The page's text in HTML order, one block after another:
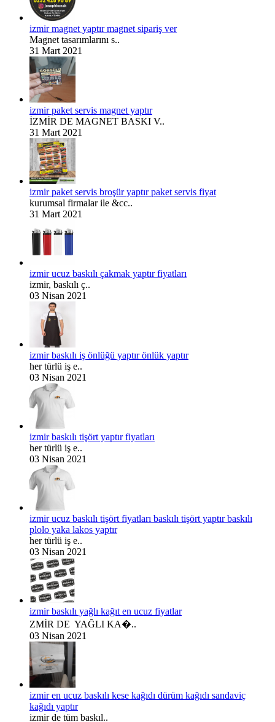
izmir magnet yaptır magnet sipariş ver
Magnet tasarımlarını s..
31 Mart 2021
izmir paket servis magnet yaptır
İZMİR DE MAGNET BASKI V..
31 Mart 2021
izmir paket servis broşür yaptır paket servis fiyat
kurumsal firmalar ile &cc..
31 Mart 2021
izmir ucuz baskılı çakmak yaptır fiyatları
izmir, baskılı ç..
03 Nisan 2021
izmir baskılı iş önlüğü yaptır önlük yaptır
her türlü iş e..
03 Nisan 2021
izmir baskılı tişört yaptır fiyatları
her türlü iş e..
03 Nisan 2021
izmir ucuz baskılı tişört fiyatları baskılı tişört yaptır baskılı
plolo yaka lakos yaptır
her türlü iş e..
03 Nisan 2021
izmir baskılı yağlı kağıt en ucuz fiyatlar
ZMİR DE YAĞLI KA�..
03 Nisan 2021
izmir en ucuz baskılı kese kağıdı dürüm kağıdı sandaviç
kağıdı yaptır
izmir de tüm baskıl..